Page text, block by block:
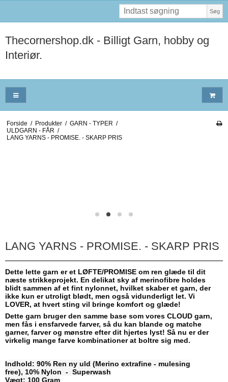
Søg
Thecornershop.dk - Billigt Garn, hobby og
Interiør.
Forside / Produkter / GARN - TYPER /
ULDGARN - FÅR /
LANG YARNS - PROMISE. - SKARP PRIS
LANG YARNS - PROMISE. - SKARP PRIS
Dette lette garn er et LØFTE/PROMISE om ren glæde til dit
næste strikkeprojekt. En delikat sky af merinofibre holdes
blidt sammen af ​​et fint nylonnet, hvilket skaber et garn, der
ikke kun er utroligt blødt, men også vidunderligt let. Vi
LOVER, at hvert sting vil bringe komfort og glæde!
Dette garn bruger den samme base som vores CLOUD garn,
men fås i ensfarvede farver, så du kan blande og matche
garner, farver og mønstre efter dit hjertes lyst! Så nu er der
virkelig mange farve kombinationer at boltre sig med.
Indhold: 90% Ren ny uld (Merino extrafine - mulesing
free), 10% Nylon - Superwash
Vægt: 100 Gram